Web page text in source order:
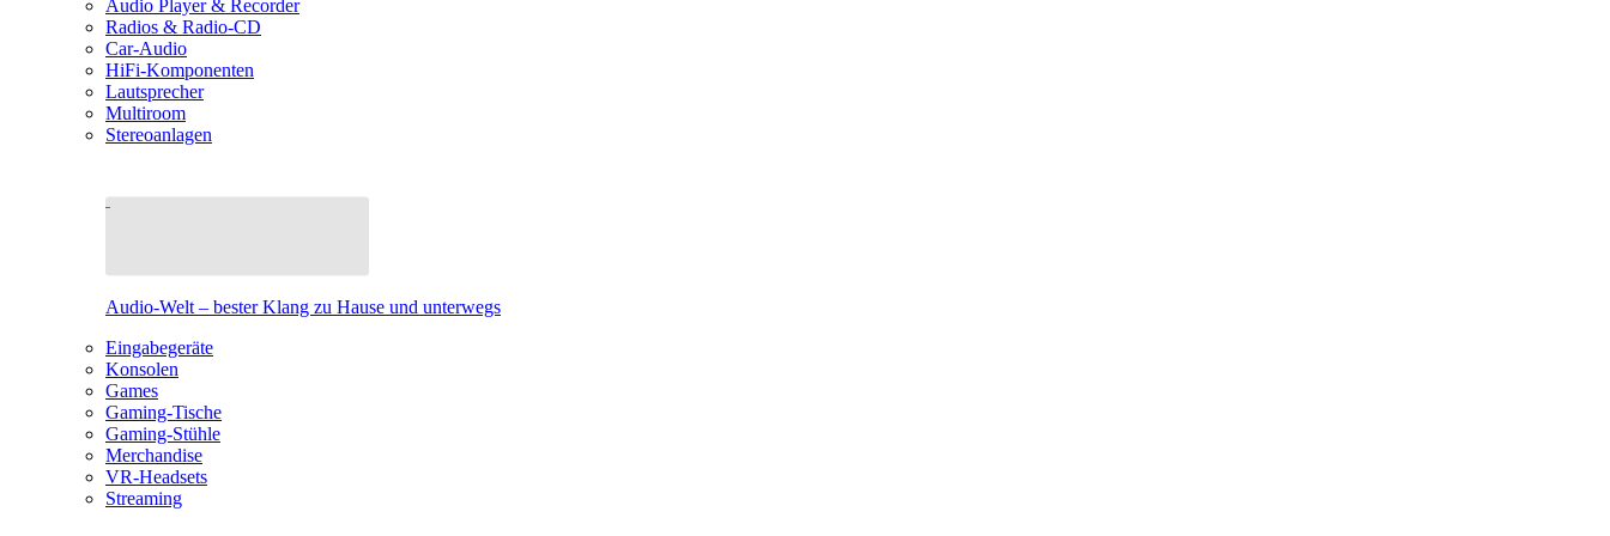
Audio Player & Recorder
Radios & Radio-CD
Car-Audio
HiFi-Komponenten
Lautsprecher
Multiroom
Stereoanlagen
Audio-Welt – bester Klang zu Hause und unterwegs
Eingabegeräte
Konsolen
Games
Gaming-Tische
Gaming-Stühle
Merchandise
VR-Headsets
Streaming